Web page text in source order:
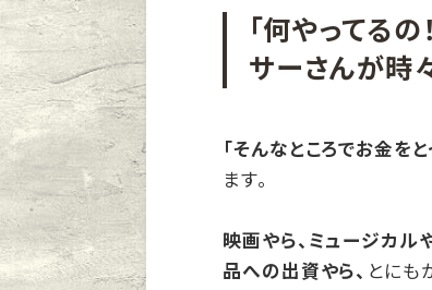
「何やってる
サーさんが時
「そんなところでお金を
ます。
映画やら、ミュージカル
品への出資やら、 とにも